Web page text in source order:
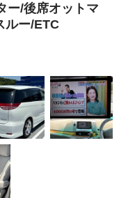
ー/後席オットマ
ルー/ETC